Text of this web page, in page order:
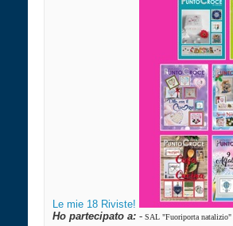
Le mie 18 Riviste!
Ho partecipato a: - SAL "Fuoriporta natalizio"